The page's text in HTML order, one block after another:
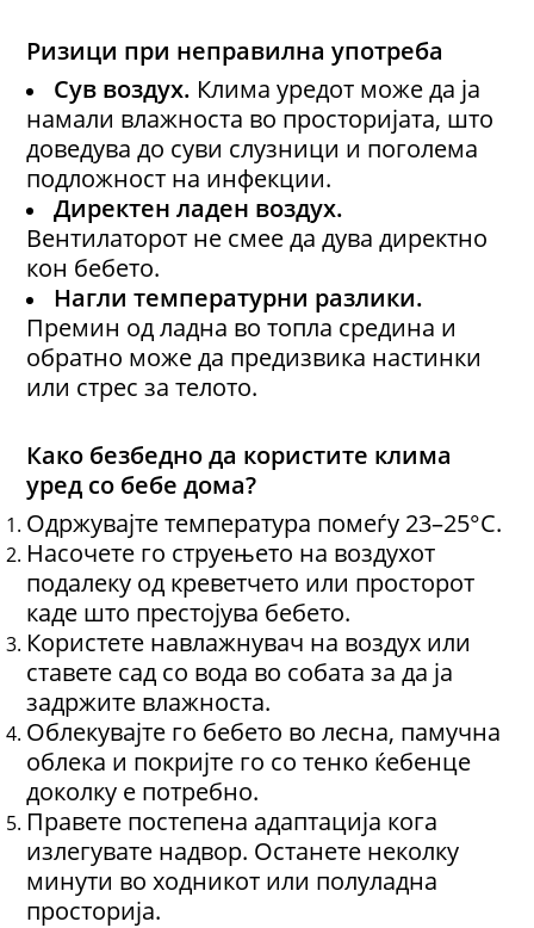
Ризици при неправилна употреба
Сув воздух. Клима уредот може да ја
намали влажноста во просторијата, што
доведува до суви слузници и поголема
подложност на инфекции.
Директен ладен воздух.
Вентилаторот не смее да дува директно
кон бебето.
Нагли температурни разлики.
Премин од ладна во топла средина и
обратно може да предизвика настинки
или стрес за телото.
Како безбедно да користите клима
уред со бебе дома?
Одржувајте температура помеѓу 23–25°C.
Насочете го струењето на воздухот
подалеку од креветчето или просторот
каде што престојува бебето.
Користете навлажнувач на воздух или
ставете сад со вода во собата за да ја
задржите влажноста.
Облекувајте го бебето во лесна, памучна
облека и покријте го со тенко ќебенце
доколку е потребно.
Правете постепена адаптација кога
излегувате надвор. Oстанете неколку
минути во ходникот или полуладна
просторија.